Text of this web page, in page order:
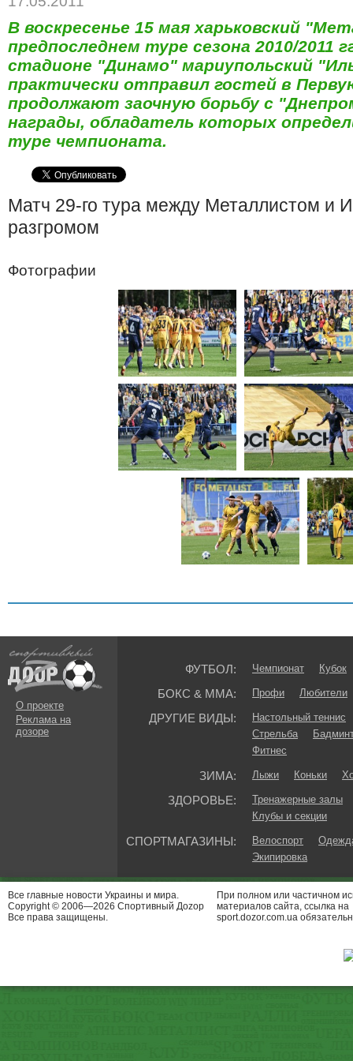
В воскресенье 15 мая харьковский
предпоследнем туре сезона 2010/2011
стадионе "Динамо" мариупольский
практически отправил гостей в
продолжают заочную борьбу с
награды, обладатель которых
туре чемпионата.
Матч 29-го тура между Металлистом и
разгромом
Фотографии
О проекте
Реклама на
дозоре
ФУТБОЛ: Чемпионат Кубок
БОКС & ММА: Профи Любители
ДРУГИЕ ВИДЫ:
Настольный теннис
Стрельба
Фитнес
ЗИМА: Лыжи Коньки
ЗДОРОВЬЕ:
Тренажерные залы
Клубы и секции
СПОРТМАГАЗИНЫ: Велоспорт
Экипировка
Все главные новости Украины и мира.
Copyright © 2006—2026 Спортивный Доzор
Все права защищены.
При полном или частичном
материалов сайта, ссылка на
sport.dozor.com.ua